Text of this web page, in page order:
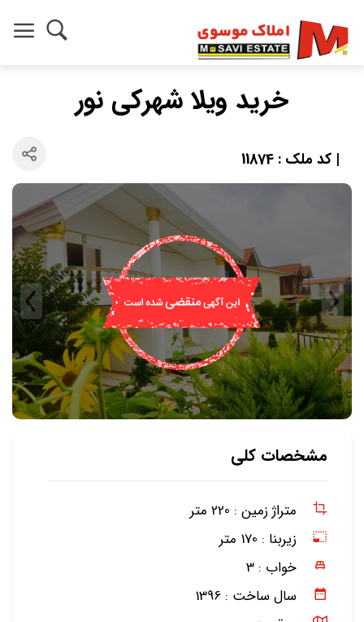
خرید ویلا شهرکی نور
| کد ملک : 11874
مشخصات کلی
متراژ زمین : 220 متر
زیربنا : 170 متر
خواب : 3
سال ساخت : 1396